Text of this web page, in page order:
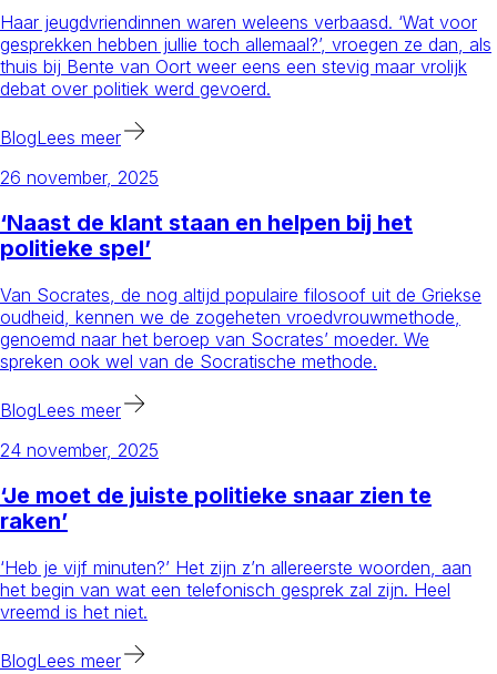
Haar jeugdvriendinnen waren weleens verbaasd. ‘Wat voor
gesprekken hebben jullie toch allemaal?’, vroegen ze dan, als
thuis bij Bente van Oort weer eens een stevig maar vrolijk
debat over politiek werd gevoerd.
BlogLees meer
26 november, 2025
‘Naast de klant staan en helpen bij het
politieke spel’
Van Socrates, de nog altijd populaire filosoof uit de Griekse
oudheid, kennen we de zogeheten vroedvrouwmethode,
genoemd naar het beroep van Socrates’ moeder. We
spreken ook wel van de Socratische methode.
BlogLees meer
24 november, 2025
‘Je moet de juiste politieke snaar zien te
raken’
‘Heb je vijf minuten?’ Het zijn z’n allereerste woorden, aan
het begin van wat een telefonisch gesprek zal zijn. Heel
vreemd is het niet.
BlogLees meer